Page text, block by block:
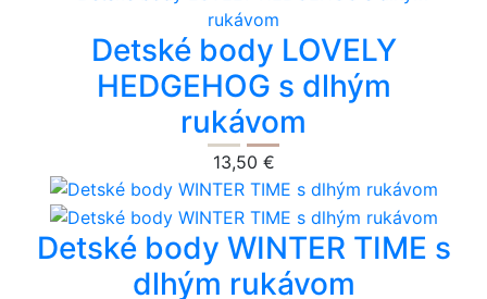
Detské body LOVELY
HEDGEHOG s dlhým
rukávom
13,50 €
Detské body WINTER TIME s
dlhým rukávom